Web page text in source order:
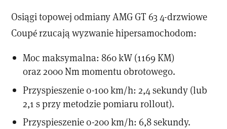
Osiągi topowej odmiany AMG GT 63 4-drzwiowe
Coupé rzucają wyzwanie hipersamochodom:
Moc maksymalna: 860 kW (1169 KM)
oraz 2000 Nm momentu obrotowego.
Przyspieszenie 0-100 km/h: 2,4 sekundy (lub
2,1 s przy metodzie pomiaru rollout).
Przyspieszenie 0-200 km/h: 6,8 sekundy.